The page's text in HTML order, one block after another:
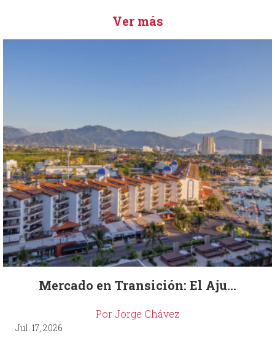
Ver más
Mercado en Transición: El Aju...
Por Jorge Chávez
Jul. 17, 2026